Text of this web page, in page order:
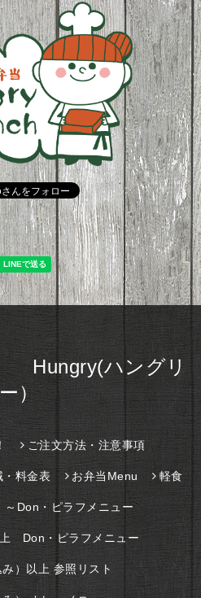
Hungry(ハングリ
ー）
ご注文方法・注意事項
・料金表 お弁当Menu 軽食
～Don・ピラフメニュー
Don・ピラフメニュー
）以上 参照リスト